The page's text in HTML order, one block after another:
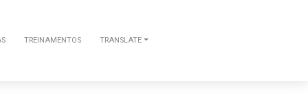
TREINAMENTOS TRANSLATE